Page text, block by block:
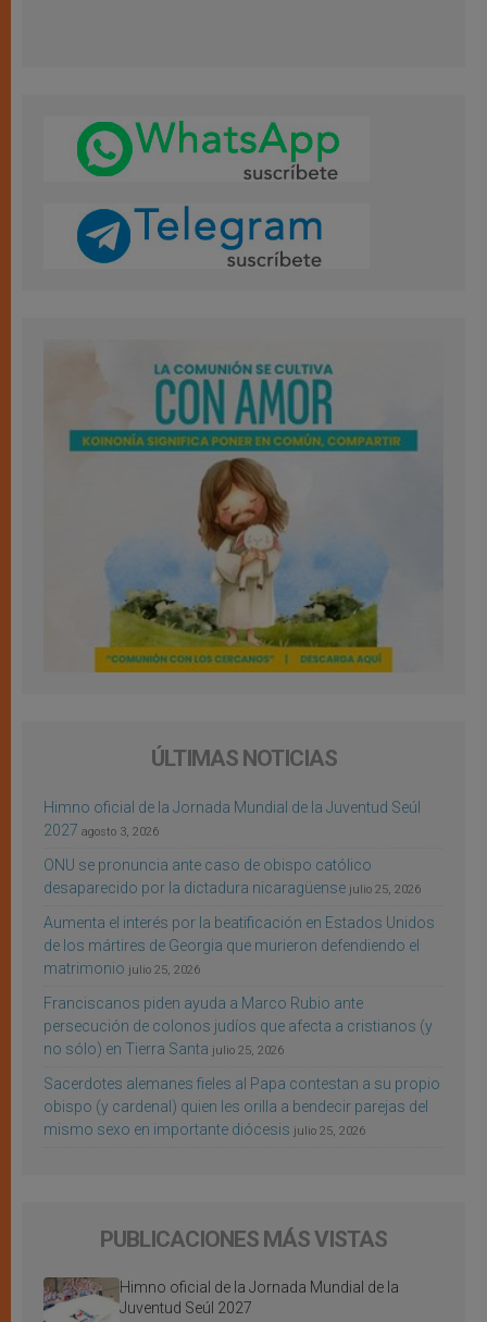
ÚLTIMAS NOTICIAS
Himno oficial de la Jornada Mundial de la Juventud Seúl
2027 agosto 3, 2026
ONU se pronuncia ante caso de obispo católico
desaparecido por la dictadura nicaragüense julio 25, 2026
Aumenta el interés por la beatificación en Estados Unidos
de los mártires de Georgia que murieron defendiendo el
matrimonio julio 25, 2026
Franciscanos piden ayuda a Marco Rubio ante
persecución de colonos judíos que afecta a cristianos (y
no sólo) en Tierra Santa julio 25, 2026
Sacerdotes alemanes fieles al Papa contestan a su propio
obispo (y cardenal) quien les orilla a bendecir parejas del
mismo sexo en importante diócesis julio 25, 2026
PUBLICACIONES MÁS VISTAS
Himno oficial de la Jornada Mundial de la
Juventud Seúl 2027